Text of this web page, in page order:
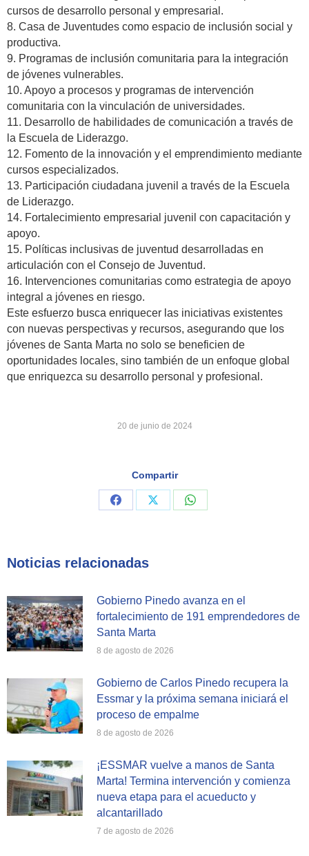
cursos de desarrollo personal y empresarial.
8. Casa de Juventudes como espacio de inclusión social y
productiva.
9. Programas de inclusión comunitaria para la integración
de jóvenes vulnerables.
10. Apoyo a procesos y programas de intervención
comunitaria con la vinculación de universidades.
11. Desarrollo de habilidades de comunicación a través de
la Escuela de Liderazgo.
12. Fomento de la innovación y el emprendimiento mediante
cursos especializados.
13. Participación ciudadana juvenil a través de la Escuela
de Liderazgo.
14. Fortalecimiento empresarial juvenil con capacitación y
apoyo.
15. Políticas inclusivas de juventud desarrolladas en
articulación con el Consejo de Juventud.
16. Intervenciones comunitarias como estrategia de apoyo
integral a jóvenes en riesgo.
Este esfuerzo busca enriquecer las iniciativas existentes
con nuevas perspectivas y recursos, asegurando que los
jóvenes de Santa Marta no solo se beneficien de
oportunidades locales, sino también de un enfoque global
que enriquezca su desarrollo personal y profesional.
20 de junio de 2024
Compartir
Share
Share
Share
Noticias relacionadas
Gobierno Pinedo avanza en el
fortalecimiento de 191 emprendedores de
Santa Marta
8 de agosto de 2026
Gobierno de Carlos Pinedo recupera la
Essmar y la próxima semana iniciará el
proceso de empalme
8 de agosto de 2026
¡ESSMAR vuelve a manos de Santa
Marta! Termina intervención y comienza
nueva etapa para el acueducto y
alcantarillado
7 de agosto de 2026